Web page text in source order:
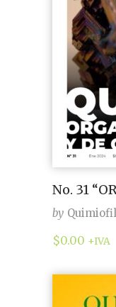
No. 31
by
$0.00 +IVA